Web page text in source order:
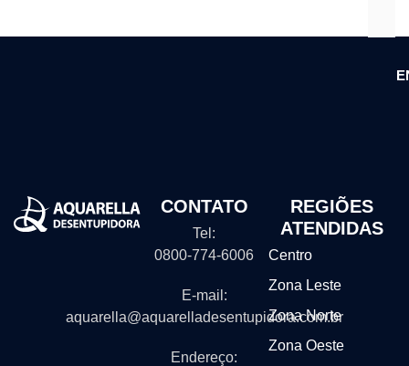
CONTATO
Tel:
0800-774-6006
E-mail:
aquarella@aquarelladesentupidora.com.br
Endereço:
REGIÕES
ATENDIDAS
Centro
Zona Leste
Zona Norte
Zona Oeste